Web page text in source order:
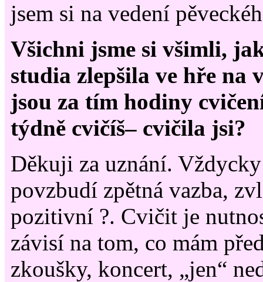
jsem si na vedení
Všichni jsme si všimli,
studia zlepšila ve hře na
jsou za tím hodiny
týdně cvičíš– cvičila jsi?
Děkuji za uznání.
povzbudí zpětná vazba,
pozitivní ?. Cvičit je
závisí na tom, co mám
zkoušky, koncert, „jen“